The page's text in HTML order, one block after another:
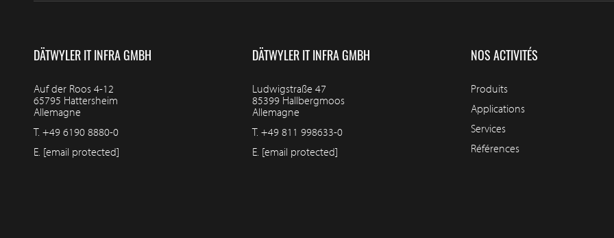
DÄTWYLER IT INFRA GMBH
Auf der Roos 4-12
65795 Hattersheim
Allemagne
T. +49 6190 8880-0
E. [email protected]
DÄTWYLER IT INFRA GMBH
Ludwigstraße 47
85399 Hallbergmoos
Allemagne
T. +49 811 998633-0
E. [email protected]
NOS ACTIVITÉS
Produits
Applications
Services
Références